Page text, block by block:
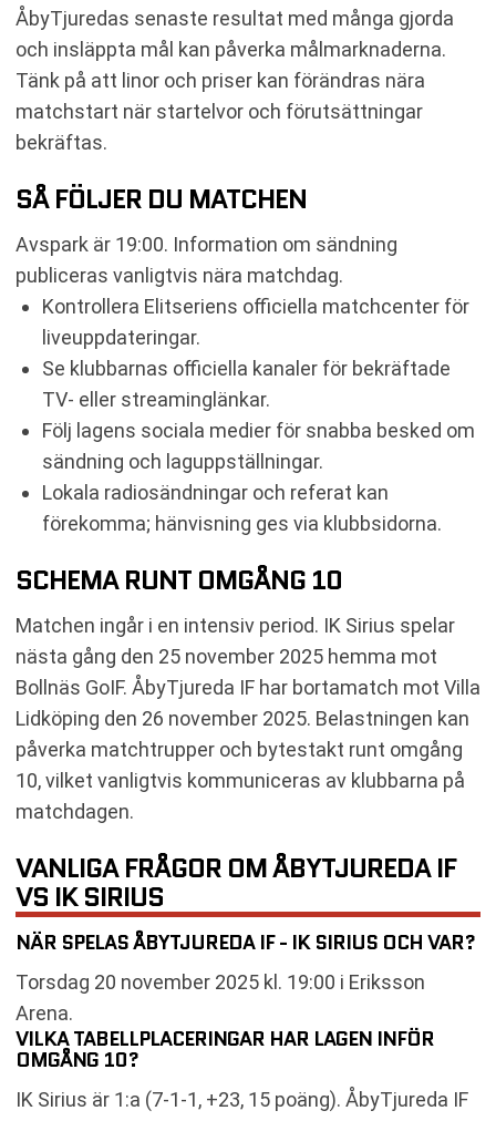
ÅbyTjuredas senaste resultat med många gjorda
och insläppta mål kan påverka målmarknaderna.
Tänk på att linor och priser kan förändras nära
matchstart när startelvor och förutsättningar
bekräftas.
SÅ FÖLJER DU MATCHEN
Avspark är 19:00. Information om sändning
publiceras vanligtvis nära matchdag.
Kontrollera Elitseriens officiella matchcenter för
liveuppdateringar.
Se klubbarnas officiella kanaler för bekräftade
TV- eller streaminglänkar.
Följ lagens sociala medier för snabba besked om
sändning och laguppställningar.
Lokala radiosändningar och referat kan
förekomma; hänvisning ges via klubbsidorna.
SCHEMA RUNT OMGÅNG 10
Matchen ingår i en intensiv period. IK Sirius spelar
nästa gång den 25 november 2025 hemma mot
Bollnäs GoIF. ÅbyTjureda IF har bortamatch mot Villa
Lidköping den 26 november 2025. Belastningen kan
påverka matchtrupper och bytestakt runt omgång
10, vilket vanligtvis kommuniceras av klubbarna på
matchdagen.
VANLIGA FRÅGOR OM ÅBYTJUREDA IF
VS IK SIRIUS
NÄR SPELAS ÅBYTJUREDA IF - IK SIRIUS OCH VAR?
Torsdag 20 november 2025 kl. 19:00 i Eriksson
Arena.
VILKA TABELLPLACERINGAR HAR LAGEN INFÖR
OMGÅNG 10?
IK Sirius är 1:a (7-1-1, +23, 15 poäng). ÅbyTjureda IF